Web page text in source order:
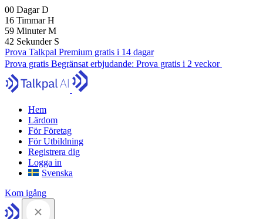
00 DagarD
16 TimmarH
59 MinuterM
41 Sekunder S
Prova Talkpal Premium gratis i 14 dagar
Prova gratis Begränsat erbjudande: Prova gratis i 2 veckor
Hem
Lärdom
För Företag
För Utbildning
Registrera dig
Logga in
Svenska
Kom igång